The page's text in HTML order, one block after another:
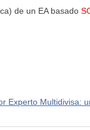
de un EA basado
Experto Multidivisa: